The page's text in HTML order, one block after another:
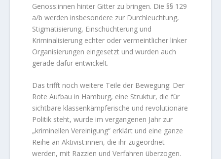
Genoss:innen hinter Gitter zu bringen. Die §§ 129
a/b werden insbesondere zur Durchleuchtung,
Stigmatisierung, Einschüchterung und
Kriminalisierung echter oder vermeintlicher linker
Organisierungen eingesetzt und wurden auch
gerade dafür entwickelt.
Das trifft noch weitere Teile der Bewegung: Der
Rote Aufbau in Hamburg, eine Struktur, die für
sichtbare klassenkämpferische und revolutionäre
Politik steht, wurde im vergangenen Jahr zur
„kriminellen Vereinigung“ erklärt und eine ganze
Reihe an Aktivist:innen, die ihr zugeordnet
werden, mit Razzien und Verfahren überzogen.